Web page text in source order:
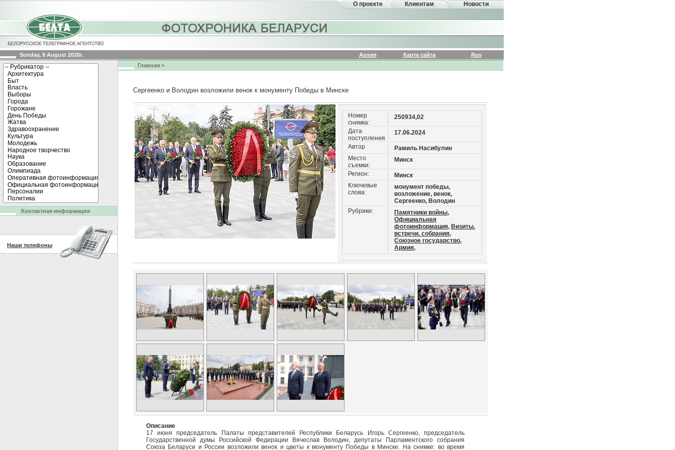
О проекте Клиентам Новости
Sunday, 9 August 2026г. Архив Карта сайта
Rus
Главная >
Сергеенко и Володин возложили венок к монументу Победы в Минске
Номер
снимка:
250934,02
Дата
поступления
17.06.2024
Автор
Рамиль Насибулин
Место
съемки:
Минск
Регион:
Минск
Ключевые
слова:
монумент победы,
возложение, венок,
Сергеенко, Володин
Рубрики:
Памятники войны,
Официальная
фотоинформация, Визиты.
встречи. собрания,
Союзное государство,
Армия,
Описание
17 июня председатель Палаты представителей Республики Беларусь Игорь Сергеенко, председатель
Государственной думы Российской Федерации Вячеслав Володин, депутаты Парламентского собрания
Союза Беларуси и России возложили венок и цветы к монументу Победы в Минске. На снимке: во время
Контактная информация
Наши телефоны